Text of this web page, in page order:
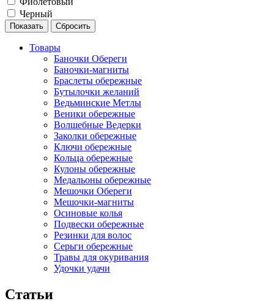
Черный
Товары
Баночки Обереги
Баночки-магниты
Браслеты обережные
Бутылочки желаний
Ведьминские Метлы
Веники обережные
Волшебные Ведерки
Заколки обережные
Ключи обережные
Кольца обережные
Кулоны обережные
Медальоны обережные
Мешочки Обереги
Мешочки-магниты
Осиновые колья
Подвески обережные
Резинки для волос
Серьги обережные
Травы для окуривания
Удочки удачи
Статьи